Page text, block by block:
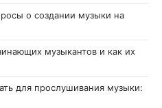
о создании музыки на
музыкантов и как их
для прослушивания музыки: